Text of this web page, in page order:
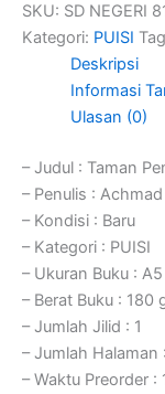
SKU: SD NEGERI
Kategori: PUISI
Deskripsi
Informasi
Ulasan (0)
– Judul : Taman
– Penulis :
– Kondisi : Baru
– Kategori : PUISI
– Ukuran Buku : A5
– Berat Buku : 180
– Jumlah Jilid : 1
– Jumlah Halaman
– Waktu Preorder :